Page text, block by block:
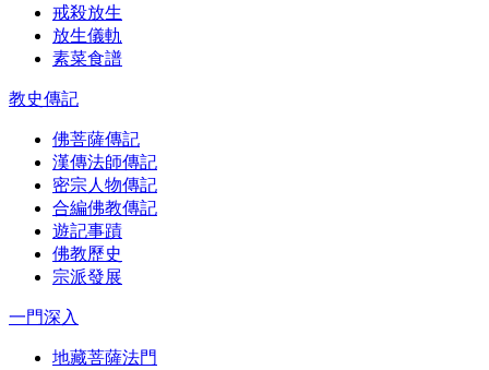
戒殺放生
放生儀軌
素菜食譜
教史傳記
佛菩薩傳記
漢傳法師傳記
密宗人物傳記
合編佛教傳記
遊記事蹟
佛教歷史
宗派發展
一門深入
地藏菩薩法門